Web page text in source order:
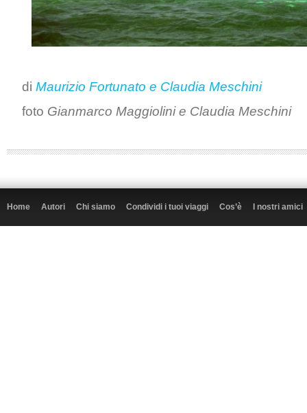
di Maurizio Fortunato e Claudia Meschini
foto Gianmarco Maggiolini e Claudia Meschini
Home Autori Chi siamo Condividi i tuoi viaggi Cos’è I nostri amici